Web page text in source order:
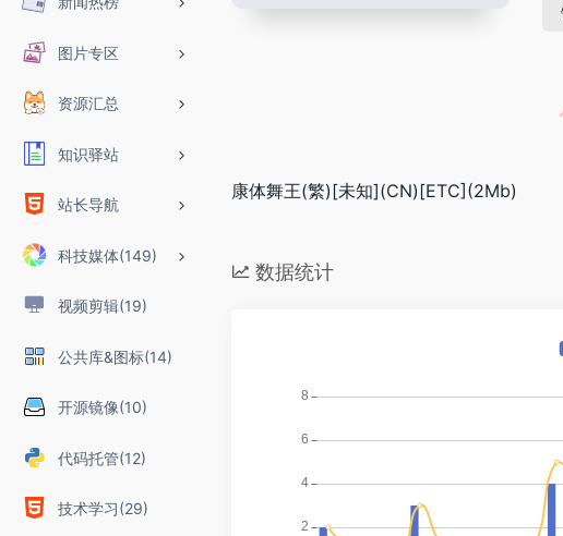
图片专区
资源汇总
知识驿站
站长导航
科技媒体(149)
视频剪辑(19)
公共库&图标(14)
开源镜像(10)
代码托管(12)
技术学习(29)
康体舞王(繁)[未知](CN)[ETC](2Mb)
数据统计